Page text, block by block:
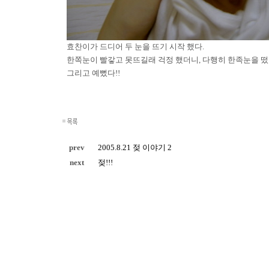
효찬이가 드디어 두 눈을 뜨기 시작 했다.
한쪽눈이 빨갛고 못뜨길래 걱정 했더니, 다행히 한족눈을
그리고 예뻤다!!
prev
2005.8.21 젖 이야기 2
next
젖!!!